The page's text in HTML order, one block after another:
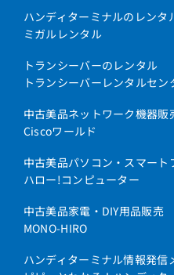
ハンディターミナルのレンタ
ミガルレンタル
トランシーバーのレンタル
トランシーバーレンタルセン
中古美品ネットワーク機器販
Ciscoワールド
中古美品パソコン・スマート
ハロー!コンピューター
中古美品家電・DIY用品販売
MONO-HIRO
ハンディターミナル情報発信